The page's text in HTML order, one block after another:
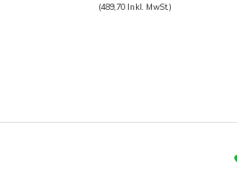
(489,70 Inkl. MwSt.)